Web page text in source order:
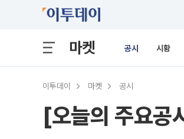
마켓 공시 시황
이투데이 마켓 공시
[오늘의 주요공